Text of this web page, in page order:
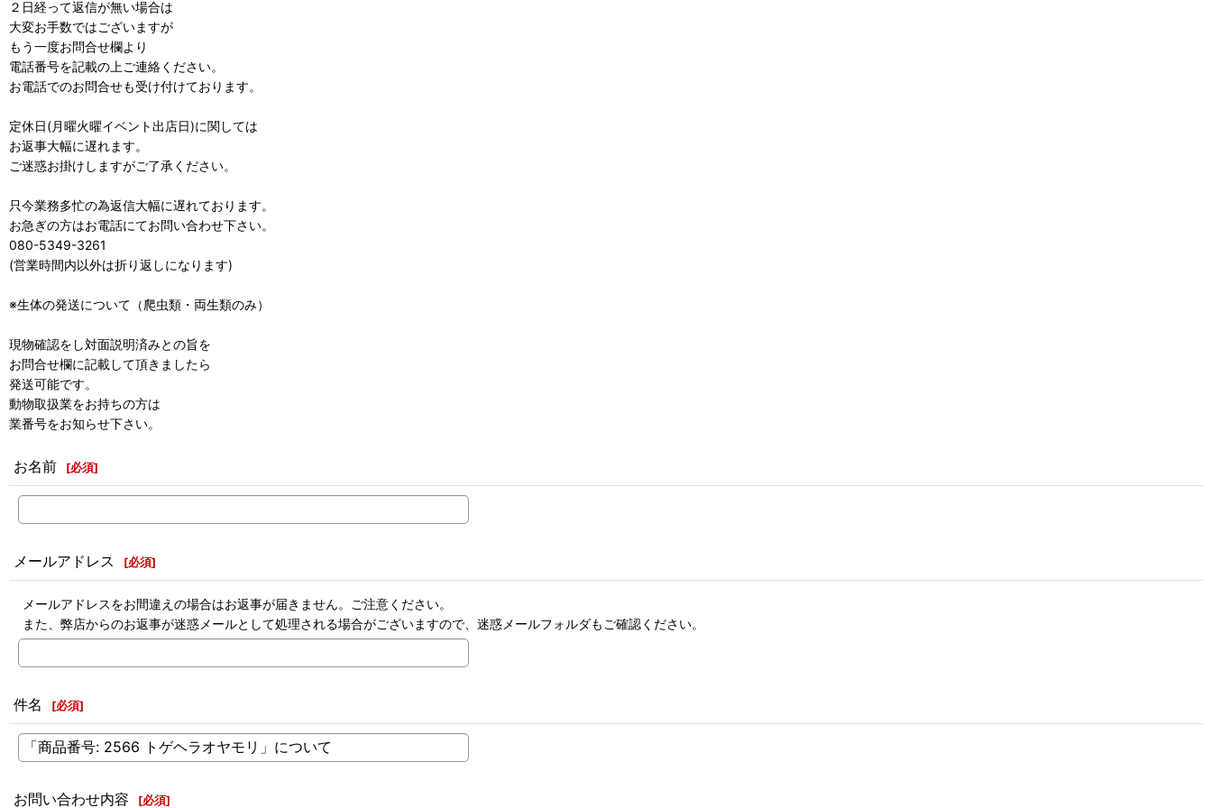
２日経って返信が無い場合は
大変お手数ではございますが
もう一度お問合せ欄より
電話番号を記載の上ご連絡ください。
お電話でのお問合せも受け付けております。
定休日(月曜火曜イベント出店日)に関しては
お返事大幅に遅れます。
ご迷惑お掛けしますがご了承ください。
只今業務多忙の為返信大幅に遅れております。
お急ぎの方はお電話にてお問い合わせ下さい。
080-5349-3261
(営業時間内以外は折り返しになります)
※生体の発送について（爬虫類・両生類のみ）
現物確認をし対面説明済みとの旨を
お問合せ欄に記載して頂きましたら
発送可能です。
動物取扱業をお持ちの方は
業番号をお知らせ下さい。
お名前 [必須]
メールアドレス [必須]
メールアドレスをお間違えの場合はお返事が届きません。ご注意ください。
また、弊店からのお返事が迷惑メールとして処理される場合がございますので、迷惑メールフォルダもご確認ください。
件名 [必須]
お問い合わせ内容 [必須]